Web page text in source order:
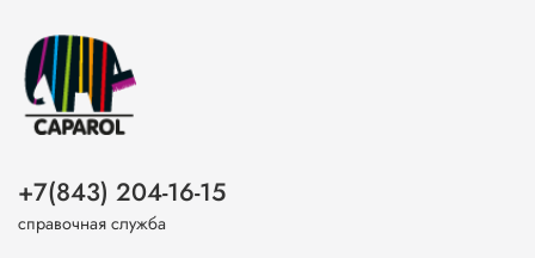
+7(843) 204-16-15
справочная служба